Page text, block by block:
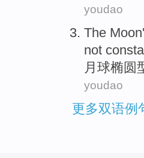
youdao
The Moon
not
月球椭圆
youdao
更多双语例